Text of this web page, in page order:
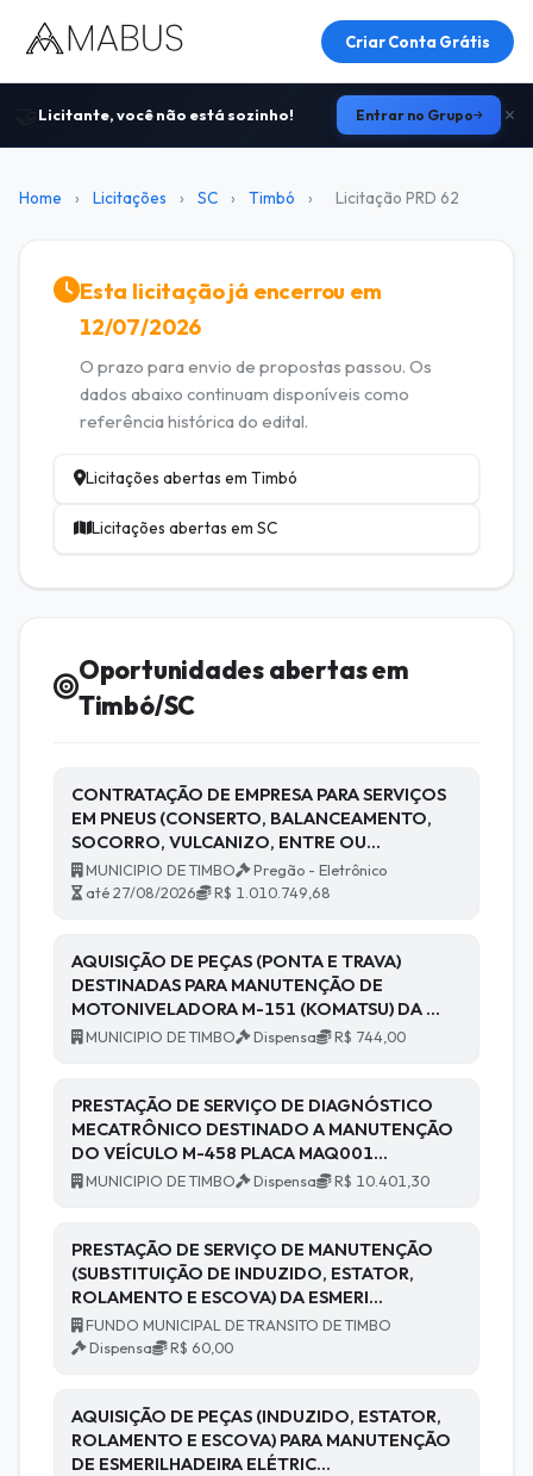
Criar Conta Grátis
Licitante, você não está sozinho! Entrar no Grupo
Home › Licitações › SC › Timbó › Licitação PRD 62
Esta licitação já encerrou em
12/07/2026
O prazo para envio de propostas passou. Os
dados abaixo continuam disponíveis como
referência histórica do edital.
Licitações abertas em Timbó
Licitações abertas em SC
Oportunidades abertas em
Timbó/SC
CONTRATAÇÃO DE EMPRESA PARA SERVIÇOS
EM PNEUS (CONSERTO, BALANCEAMENTO,
SOCORRO, VULCANIZO, ENTRE OU…
MUNICIPIO DE TIMBO
Pregão - Eletrônico
até 27/08/2026
R$ 1.010.749,68
AQUISIÇÃO DE PEÇAS (PONTA E TRAVA)
DESTINADAS PARA MANUTENÇÃO DE
MOTONIVELADORA M-151 (KOMATSU) DA …
MUNICIPIO DE TIMBO Dispensa R$ 744,00
PRESTAÇÃO DE SERVIÇO DE DIAGNÓSTICO
MECATRÔNICO DESTINADO A MANUTENÇÃO
DO VEÍCULO M-458 PLACA MAQ001…
MUNICIPIO DE TIMBO Dispensa R$ 10.401,30
PRESTAÇÃO DE SERVIÇO DE MANUTENÇÃO
(SUBSTITUIÇÃO DE INDUZIDO, ESTATOR,
ROLAMENTO E ESCOVA) DA ESMERI…
FUNDO MUNICIPAL DE TRANSITO DE TIMBO
Dispensa
R$ 60,00
AQUISIÇÃO DE PEÇAS (INDUZIDO, ESTATOR,
ROLAMENTO E ESCOVA) PARA MANUTENÇÃO
DE ESMERILHADEIRA ELÉTRIC…